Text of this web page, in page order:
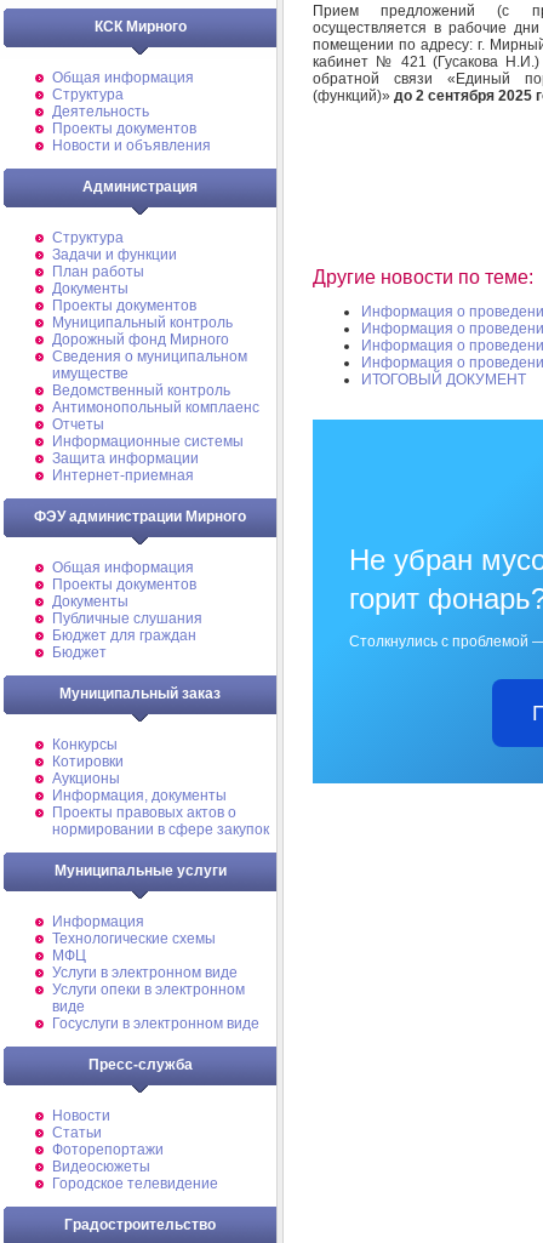
КСК Мирного
Общая информация
Структура
Деятельность
Проекты документов
Новости и объявления
Администрация
Структура
Задачи и функции
План работы
Документы
Проекты документов
Муниципальный контроль
Дорожный фонд Мирного
Cведения о муниципальном
имуществе
Ведомственный контроль
Антимонопольный комплаенс
Отчеты
Информационные системы
Защита информации
Интернет-приемная
ФЭУ администрации Мирного
Общая информация
Проекты документов
Документы
Публичные слушания
Бюджет для граждан
Бюджет
Муниципальный заказ
Конкурсы
Котировки
Аукционы
Информация, документы
Проекты правовых актов о
нормировании в сфере закупок
Муниципальные услуги
Информация
Технологические схемы
МФЦ
Услуги в электронном виде
Услуги опеки в электронном
виде
Госуслуги в электронном виде
Пресс-служба
Новости
Статьи
Фоторепортажи
Видеосюжеты
Городское телевидение
Градостроительство
Прием предложений (с
осуществляется в рабочие
помещении по адресу: г.
кабинет № 421 (Гусакова
обратной связи «Единый
(функций)» до 2 сентября 2025
Другие новости по теме:
Информация о
Информация о
Информация о
Информация о
ИТОГОВЫЙ ДОКУМЕНТ
Не убран
горит
Столкнулись с проблемой